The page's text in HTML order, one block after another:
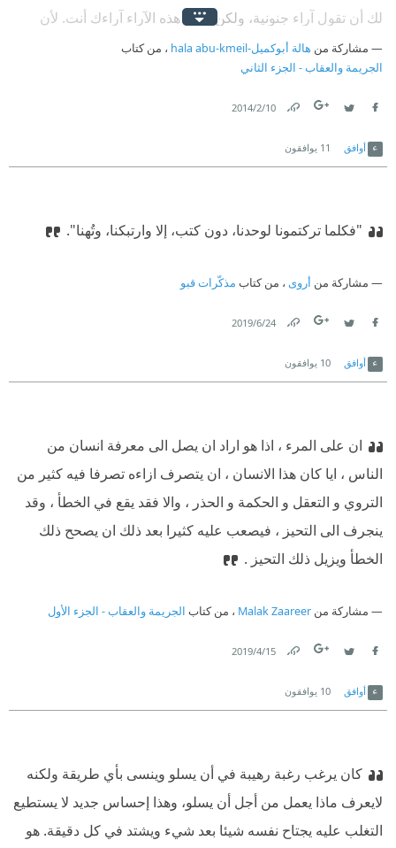
لك أن تقول آراء جنونية، ولكن لتكن هذه الآراء آراءك أنت. لأن
يخطئ المرء بطريقته الشخصية، فذلك يكاد يكون خيرًا من ترديد
حقيقة لقّنه إياها غيره.
أنت في الحالة الأولى إنسان، أما في الحالة الثانية فأنت ببغاء لا
أكثر.
مشاركة من هالة أبوكميل-hala abu-kmeil
، من كتاب
الجريمة والعقاب - الجزء الثاني
10‏/2‏/2014
أوافق 11 يوافقون
"فكلما تركتمونا لوحدنا، دون كتب، إلا وارتبكنا، وتُهنا".
مشاركة من أروى ، من كتاب مذكّرات قبو
24‏/6‏/2019
أوافق 10 يوافقون
ان على المرء ، اذا هو اراد ان يصل الى معرفة انسان من
الناس ، ايا كان هذا الانسان ، ان يتصرف ازاءه تصرفا فيه كثير من
التروي و التعقل و الحكمة و الحذر ، والا فقد يقع في الخطأ ، وقد
ينجرف الى التحيز ، فيصعب عليه كثيرا بعد ذلك ان يصحح ذلك
الخطأ ويزيل ذلك التحيز .
مشاركة من Malak Zaareer ، من كتاب الجريمة والعقاب - الجزء الأول
15‏/4‏/2019
أوافق 10 يوافقون
كان يرغب رغبة رهيبة في أن يسلو وينسى بأي طريقة ولكنه
لايعرف ماذا يعمل من أجل أن يسلو، وهذا إحساس جديد لا يستطيع
التغلب عليه يجتاح نفسه شيئا بعد شيء ويشتد في كل دقيقة. هو